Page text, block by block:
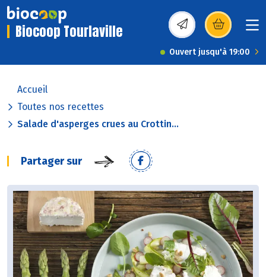
Biocoop Tourlaville (s’ouvre dans une
Ouvert jusqu'à 19:00
Accueil
Toutes nos recettes
Salade d'asperges crues au Crottin...
Partager sur